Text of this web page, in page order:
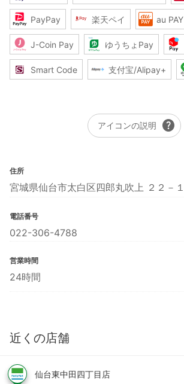
PayPay 楽天ペイ au PAY
J-Coin Pay ゆうちょPay
Smart Code 支付宝/Alipay+
アイコンの説明 help
住所
宮城県仙台市太白区四郎丸吹上 ２２－１
電話番号
022-306-4788
営業時間
24時間
近くの店舗
仙台東中田四丁目店